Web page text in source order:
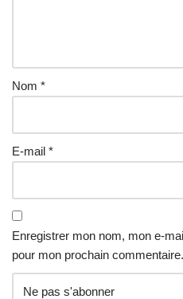
Nom *
E-mail *
Enregistrer mon nom, mon e-
pour mon prochain commentaire.